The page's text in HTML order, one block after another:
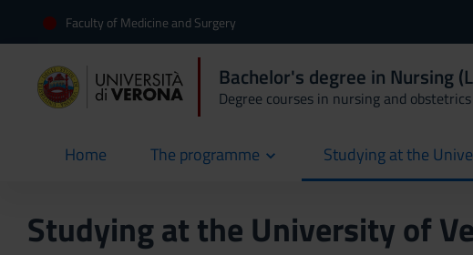
Faculty of Medicine and Surgery
Bachelor's degree in Nursing
Degree courses in nursing and obstetrics
Home
current The programme Studying at the
Studying at the University of